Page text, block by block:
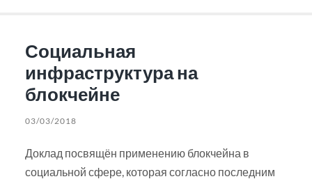
Социальная
инфраструктура на
блокчейне
03/03/2018
Доклад посвящён применению блокчейна в
социальной сфере, которая согласно последним